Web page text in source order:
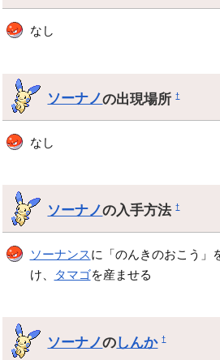
なし
ソーナノの出現場所†
なし
ソーナノの入手方法†
ソーナンスに「のんきのおこう」
け、
タマゴを産ませる
ソーナノのしんか †